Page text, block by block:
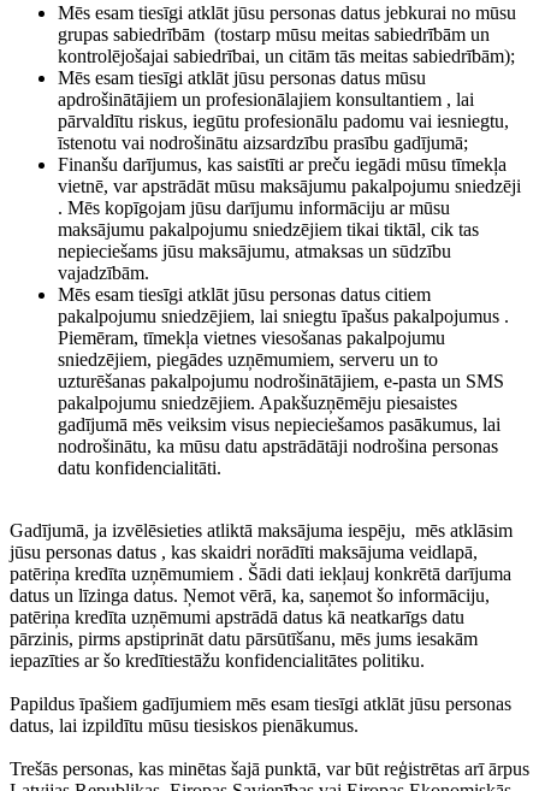
Mēs esam tiesīgi atklāt jūsu personas datus jebkurai no mūsu
grupas sabiedrībām (tostarp mūsu meitas sabiedrībām un
kontrolējošajai sabiedrībai, un citām tās meitas sabiedrībām);
Mēs esam tiesīgi atklāt jūsu personas datus mūsu
apdrošinātājiem un profesionālajiem konsultantiem , lai
pārvaldītu riskus, iegūtu profesionālu padomu vai iesniegtu,
īstenotu vai nodrošinātu aizsardzību prasību gadījumā;
Finanšu darījumus, kas saistīti ar preču iegādi mūsu tīmekļa
vietnē, var apstrādāt mūsu maksājumu pakalpojumu sniedzēji
. Mēs kopīgojam jūsu darījumu informāciju ar mūsu
maksājumu pakalpojumu sniedzējiem tikai tiktāl, cik tas
nepieciešams jūsu maksājumu, atmaksas un sūdzību
vajadzībām.
Mēs esam tiesīgi atklāt jūsu personas datus citiem
pakalpojumu sniedzējiem, lai sniegtu īpašus pakalpojumus .
Piemēram, tīmekļa vietnes viesošanas pakalpojumu
sniedzējiem, piegādes uzņēmumiem, serveru un to
uzturēšanas pakalpojumu nodrošinātājiem, e-pasta un SMS
pakalpojumu sniedzējiem. Apakšuzņēmēju piesaistes
gadījumā mēs veiksim visus nepieciešamos pasākumus, lai
nodrošinātu, ka mūsu datu apstrādātāji nodrošina personas
datu konfidencialitāti.
Gadījumā, ja izvēlēsieties atliktā maksājuma iespēju, mēs atklāsim
jūsu personas datus , kas skaidri norādīti maksājuma veidlapā,
patēriņa kredīta uzņēmumiem . Šādi dati iekļauj konkrētā darījuma
datus un līzinga datus. Ņemot vērā, ka, saņemot šo informāciju,
patēriņa kredīta uzņēmumi apstrādā datus kā neatkarīgs datu
pārzinis, pirms apstiprināt datu pārsūtīšanu, mēs jums iesakām
iepazīties ar šo kredītiestāžu konfidencialitātes politiku.
Papildus īpašiem gadījumiem mēs esam tiesīgi atklāt jūsu personas
datus, lai izpildītu mūsu tiesiskos pienākumus.
Trešās personas, kas minētas šajā punktā, var būt reģistrētas arī ārpus